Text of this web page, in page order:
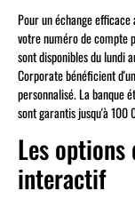
Pour un échange
votre numéro de compte
sont disponibles du lundi
Corporate bénéficient
personnalisé. La banque
sont garantis jusqu'à 100
Les options
interactif